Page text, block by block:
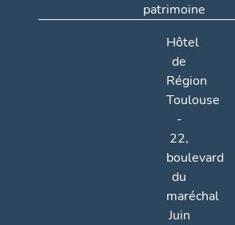
patrimoine
Hôtel
de
Région
Toulouse
-
22,
boulevard
du
maréchal
Juin